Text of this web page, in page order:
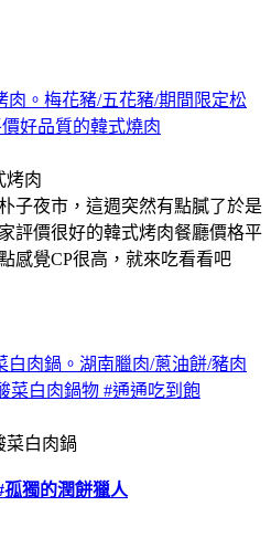
。梅花豬/五花豬/期間限定松
好品質的韓式燒肉
子夜市，這週突然有點膩了於是
評價很好的韓式烤肉餐廳價格平
感覺CP很高，就來吃看看吧
肉鍋。湖南臘肉/蔥油餅/豬肉
菜白肉鍋物 #通通吃到飽
孤獨的潤餅獵人